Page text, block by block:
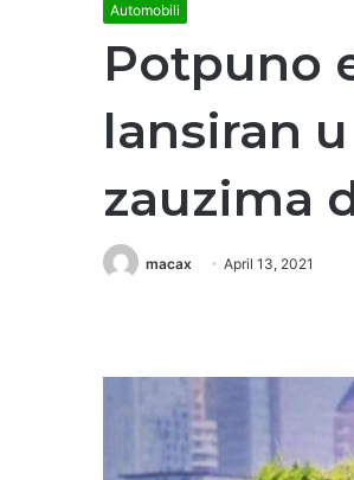
Automobili
Potpuno
lansiran
zauzima
macax April 13, 2021